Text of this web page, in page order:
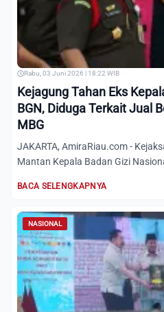
Rabu, 03 Juni 2026 | 18:22 WIB
Kejagung Tahan Eks
BGN, Diduga Terkait Jual
MBG
JAKARTA, AmiraRiau.com -
Mantan Kepala Badan Gizi
BACA SELENGKAPNYA
NASIONAL